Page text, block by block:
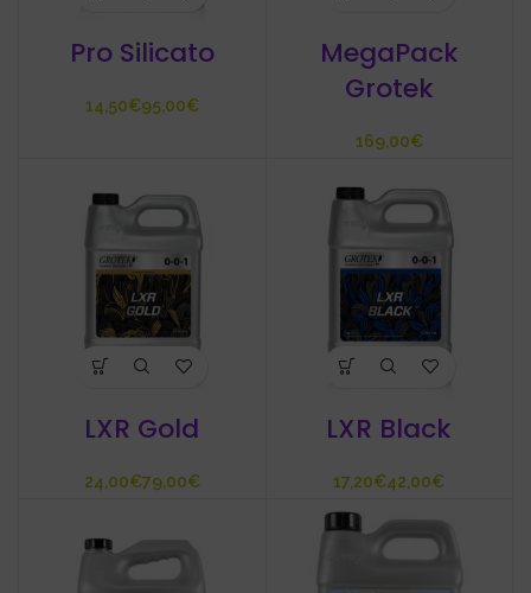
Pro Silicato
€ €
MegaPack
Grotek
€
LXR Gold
€ €
LXR Black
€ €